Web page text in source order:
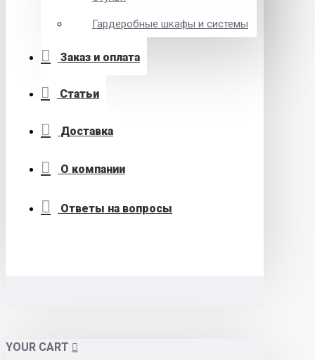
Гардеробные шкафы и системы
Заказ и оплата
Статьи
Доставка
О компании
Ответы на вопросы
YOUR CART